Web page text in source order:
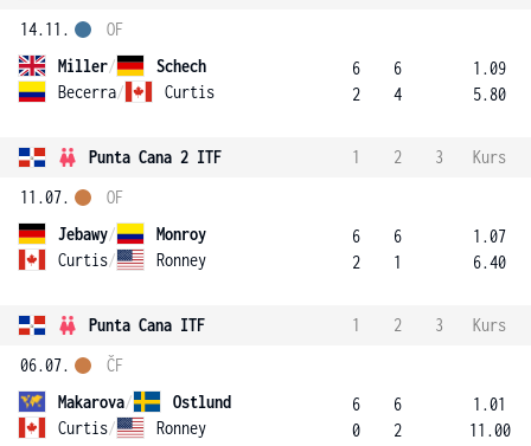
14.11.
Miller/
Schech
Becerra/ Curtis
OF
6
2
6
4
1.09
5.80
Punta Cana 2 ITF 1 2 3
Kurs
11.07.
Jebawy/
Monroy
Curtis/ Ronney
OF
6
2
6
1
1.07
6.40
Punta Cana ITF 1 2 3
Kurs
06.07.
Makarova/
Ostlund
Curtis/ Ronney
ČF
6
0
6
2
1.01
11.00